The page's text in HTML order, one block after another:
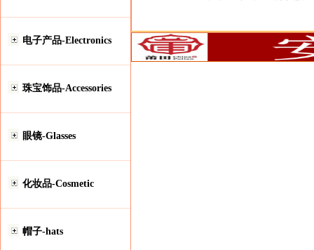
电子产品-Electronics
珠宝饰品-Accessories
眼镜-Glasses
化妆品-Cosmetic
帽子-hats